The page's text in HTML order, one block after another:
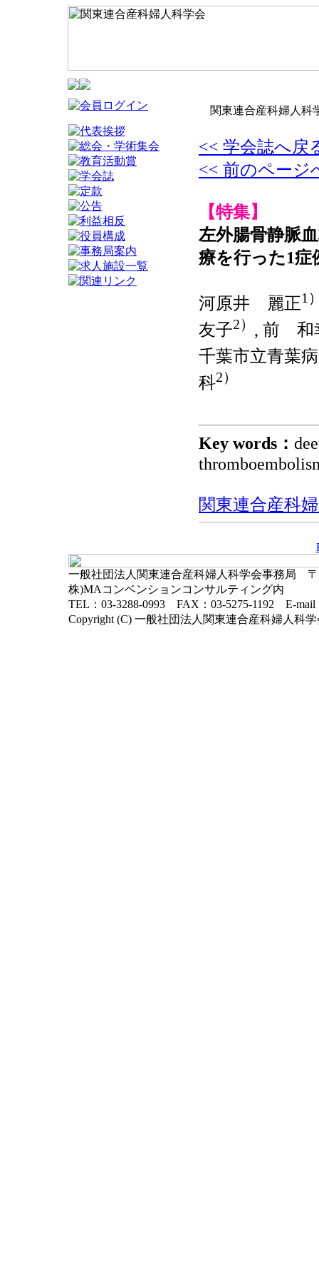
関東連合産科婦人科
<< 学会誌へ戻
<< 前のページ
【特集】
左外腸骨静脈
療を行った1症
河原井 麗正1
友子2） , 前 和
千葉市立青葉
科2）
Key words：
関東連合産科
一般社団法人関東連合産科婦人科学会事務局 〒
株)MAコンベンションコンサルティング内
TEL：03-3288-0993 FAX：03-5275-1192 E-mail
Copyright (C) 一般社団法人関東連合産科婦人科